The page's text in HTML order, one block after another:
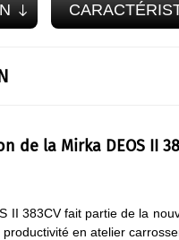
de la Mirka DEOS II
II 383CV fait partie de la
en atelier